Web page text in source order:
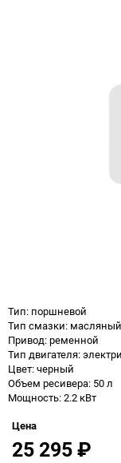
Тип: поршневой
Тип смазки: масляный
Привод: ременной
Тип двигателя:
Цвет: черный
Объем ресивера: 50 л
Мощность: 2.2 кВт
Цена
25 295₽